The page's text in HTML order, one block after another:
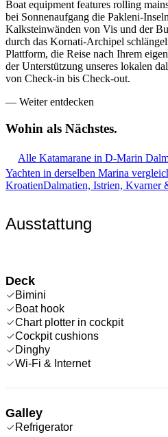
Boat equipment features rolling
bei Sonnenaufgang die Pakleni-
Kalksteinwänden von Vis und der
durch das Kornati-Archipel
Plattform, die Reise nach Ihrem
der Unterstützung unseres lokalen
von Check-in bis Check-out.
— Weiter entdecken
Wohin als Nächstes.
Alle Katamarane in D-Marin
Yachten in derselben Marina
KroatienDalmatien, Istrien, Kvarner
Ausstattung
Deck
Bimini
Boat hook
Chart plotter in cockpit
Cockpit cushions
Dinghy
Wi-Fi & Internet
Galley
Refrigerator